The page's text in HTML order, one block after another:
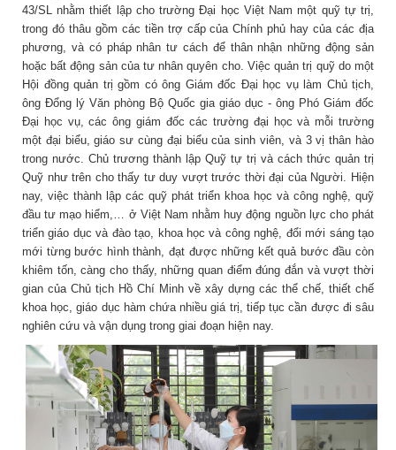
43/SL nhằm thiết lập cho trường Đại học Việt Nam một quỹ tự trị,
trong đó thâu gồm các tiền trợ cấp của Chính phủ hay của các địa
phương, và có pháp nhân tư cách để thân nhận những động sản
hoặc bất động sản của tư nhân quyên cho. Việc quản trị quỹ do một
Hội đồng quản trị gồm có ông Giám đốc Đại học vụ làm Chủ tịch,
ông Đổng lý Văn phòng Bộ Quốc gia giáo dục - ông Phó Giám đốc
Đại học vụ, các ông giám đốc các trường đại học và mỗi trường
một đại biểu, giáo sư cùng đại biểu của sinh viên, và 3 vị thân hào
trong nước. Chủ trương thành lập Quỹ tự trị và cách thức quản trị
Quỹ như trên cho thấy tư duy vượt trước thời đại của Người. Hiện
nay, việc thành lập các quỹ phát triển khoa học và công nghệ, quỹ
đầu tư mạo hiểm,… ở Việt Nam nhằm huy động nguồn lực cho phát
triển giáo dục và đào tạo, khoa học và công nghệ, đổi mới sáng tạo
mới từng bước hình thành, đạt được những kết quả bước đầu còn
khiêm tốn, càng cho thấy, những quan điểm đúng đắn và vượt thời
gian của Chủ tịch Hồ Chí Minh về xây dựng các thể chế, thiết chế
khoa học, giáo dục hàm chứa nhiều giá trị, tiếp tục cần được đi sâu
nghiên cứu và vận dụng trong giai đoạn hiện nay.